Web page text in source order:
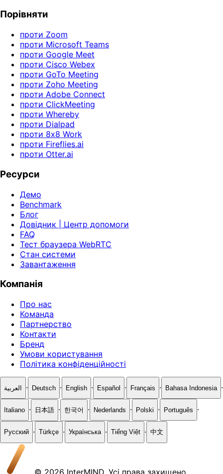
Порівняти
проти Zoom
проти Microsoft Teams
проти Google Meet
проти Cisco Webex
проти GoTo Meeting
проти Zoho Meeting
проти Adobe Connect
проти ClickMeeting
проти Whereby
проти Dialpad
проти 8x8 Work
проти Fireflies.ai
проти Otter.ai
Ресурси
Демо
Benchmark
Блог
Довідник | Центр допомоги
FAQ
Тест браузера WebRTC
Стан системи
Завантаження
Компанія
Про нас
Команда
Партнерство
Контакти
Бренд
Умови користування
Політика конфіденційності
العربية · Deutsch · English · Español · Français · Bahasa Indonesia ·
Italiano · 日本語 · 한국어 · Nederlands · Polski · Português ·
Русский · Türkçe · Українська · Tiếng Việt · 中文